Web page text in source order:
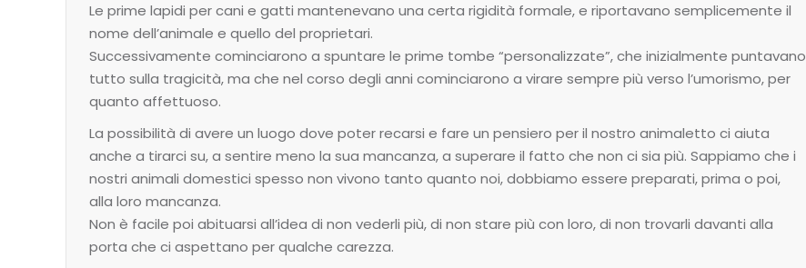
Le prime lapidi per cani e gatti mantenevano una certa rigidità formale, e riportavano semplicemente il
nome dell’animale e quello del proprietari.
Successivamente cominciarono a spuntare le prime tombe “personalizzate”, che inizialmente puntavano
tutto sulla tragicità, ma che nel corso degli anni cominciarono a virare sempre più verso l’umorismo, per
quanto affettuoso.
La possibilità di avere un luogo dove poter recarsi e fare un pensiero per il nostro animaletto ci aiuta
anche a tirarci su, a sentire meno la sua mancanza, a superare il fatto che non ci sia più. Sappiamo che i
nostri animali domestici spesso non vivono tanto quanto noi, dobbiamo essere preparati, prima o poi,
alla loro mancanza.
Non è facile poi abituarsi all’idea di non vederli più, di non stare più con loro, di non trovarli davanti alla
porta che ci aspettano per qualche carezza.